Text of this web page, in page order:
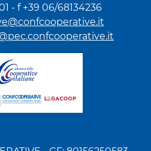
- f +39 06/68134236